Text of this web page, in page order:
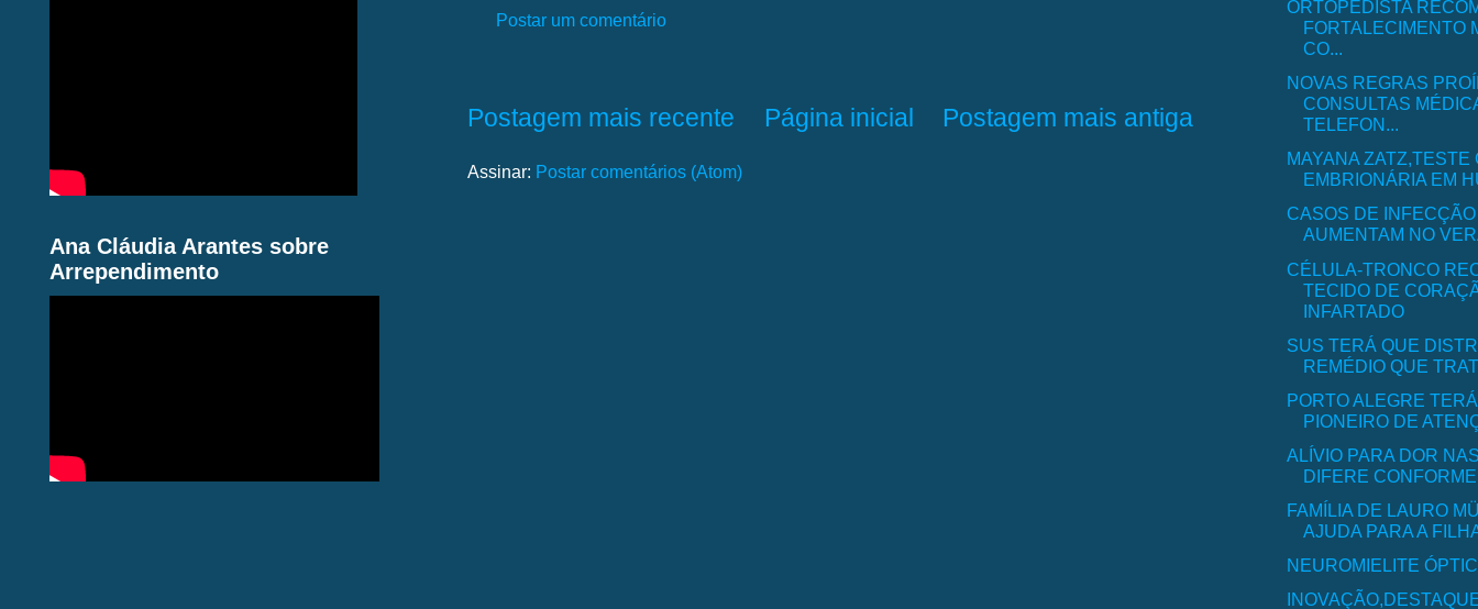
Postar um comentário
Postagem mais recente Postagem mais antiga
Página inicial
Assinar: Postar comentários (Atom)
Ana Cláudia Arantes sobre
Arrependimento
ORTOPEDISTA
FORTALECIMENTO
CO...
NOVAS REGRAS
CONSULTAS
TELEFON...
MAYANA ZATZ,TESTE
EMBRIONÁRIA EM
CASOS DE
AUMENTAM NO
CÉLULA-TRONCO
TECIDO DE
INFARTADO
SUS TERÁ QUE
REMÉDIO QUE
PORTO ALEGRE
PIONEIRO DE
ALÍVIO PARA DOR
DIFERE
FAMÍLIA DE LAURO
AJUDA PARA A
NEUROMIELITE